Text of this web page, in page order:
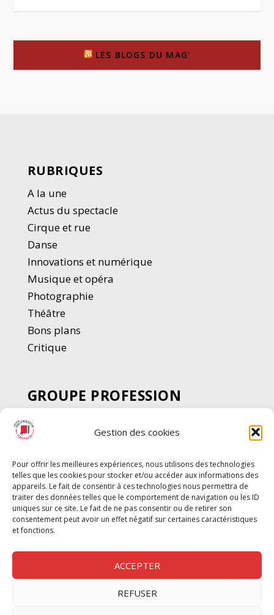
Gestion des cookies
Pour offrir les meilleures expériences, nous utilisons des technologies
telles que les cookies pour stocker et/ou accéder aux informations des
appareils. Le fait de consentir à ces technologies nous permettra de
traiter des données telles que le comportement de navigation ou les ID
uniques sur ce site. Le fait de ne pas consentir ou de retirer son
consentement peut avoir un effet négatif sur certaines caractéristiques
et fonctions.
ACCEPTER
REFUSER
LES BLOGS DU MAG’
RUBRIQUES
A la une
Actus du spectacle
Cirque et rue
Danse
Innovations et numérique
Musique et opéra
Photographie
Théâtre
Bons plans
Critique
GROUPE PROFESSION
SPECTACLE
Chèque Intermittents
Chèque Compta
Chèque Emploi Spectacle
G-Pods
Profession Audio-visuel